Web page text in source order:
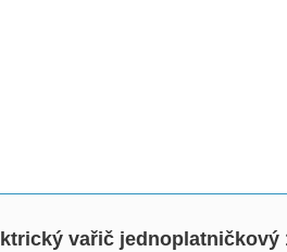
vařič jednoplatničkový